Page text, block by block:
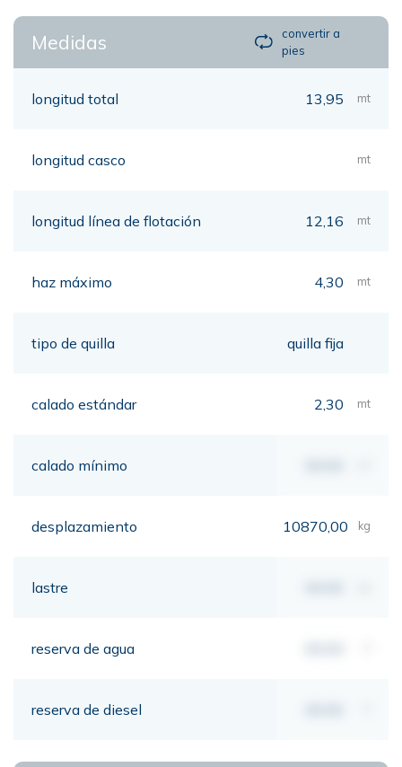
Medidas
convertir a
pies
longitud total 13,95 mt
longitud casco mt
longitud línea de flotación 12,16 mt
haz máximo 4,30 mt
tipo de quilla quilla fija
calado estándar 2,30 mt
calado mínimo
desplazamiento 10870,00 kg
lastre
reserva de agua
reserva de diesel